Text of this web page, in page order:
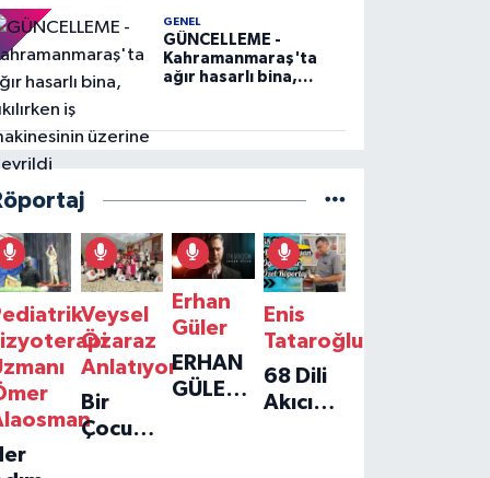
GENEL
GÜNCELLEME -
Kahramanmaraş'ta
ağır hasarlı bina,
devrildi
Veysel
Özaraz
Anlatıyor
Bir
Çocuğun
Erhan
Güler
ERHAN
GÜLER'IN
Enis
Tataroğlu
68 Dili
Akıcı